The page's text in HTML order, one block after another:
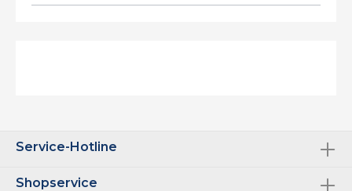
Service-Hotline
Shopservice